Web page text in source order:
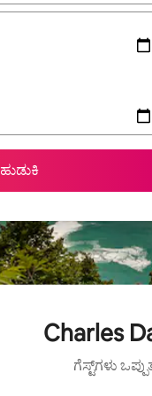
ಹುಡುಕಿ
Charles
ಗೆಸ್ಟ್‌ಗಳು